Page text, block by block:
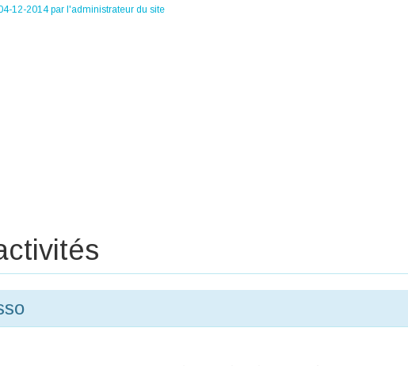
12-2014 par l'administrateur du site